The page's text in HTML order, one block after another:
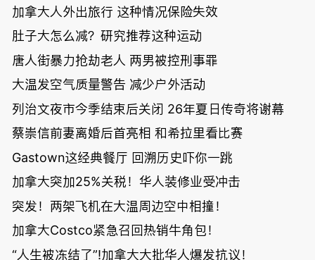
加拿大人外出旅行 这种情况保险失效
肚子大怎么减？研究推荐这种运动
唐人街暴力抢劫老人 两男被控刑事罪
大温发空气质量警告 减少户外活动
列治文夜市今季结束后关闭 26年夏日传奇将谢幕
蔡崇信前妻离婚后首亮相 和希拉里看比赛
Gastown这经典餐厅 回溯历史吓你一跳
加拿大突加25%关税！华人装修业受冲击
突发！两架飞机在大温周边空中相撞！
加拿大Costco紧急召回热销牛角包！
“人生被冻结了”!加拿大大批华人爆发抗议！